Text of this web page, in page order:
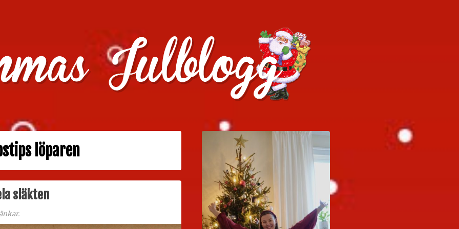
julklappstips, julkalendrar, adventskalendrar , julpyssel och julrecept!
löparen
släkten